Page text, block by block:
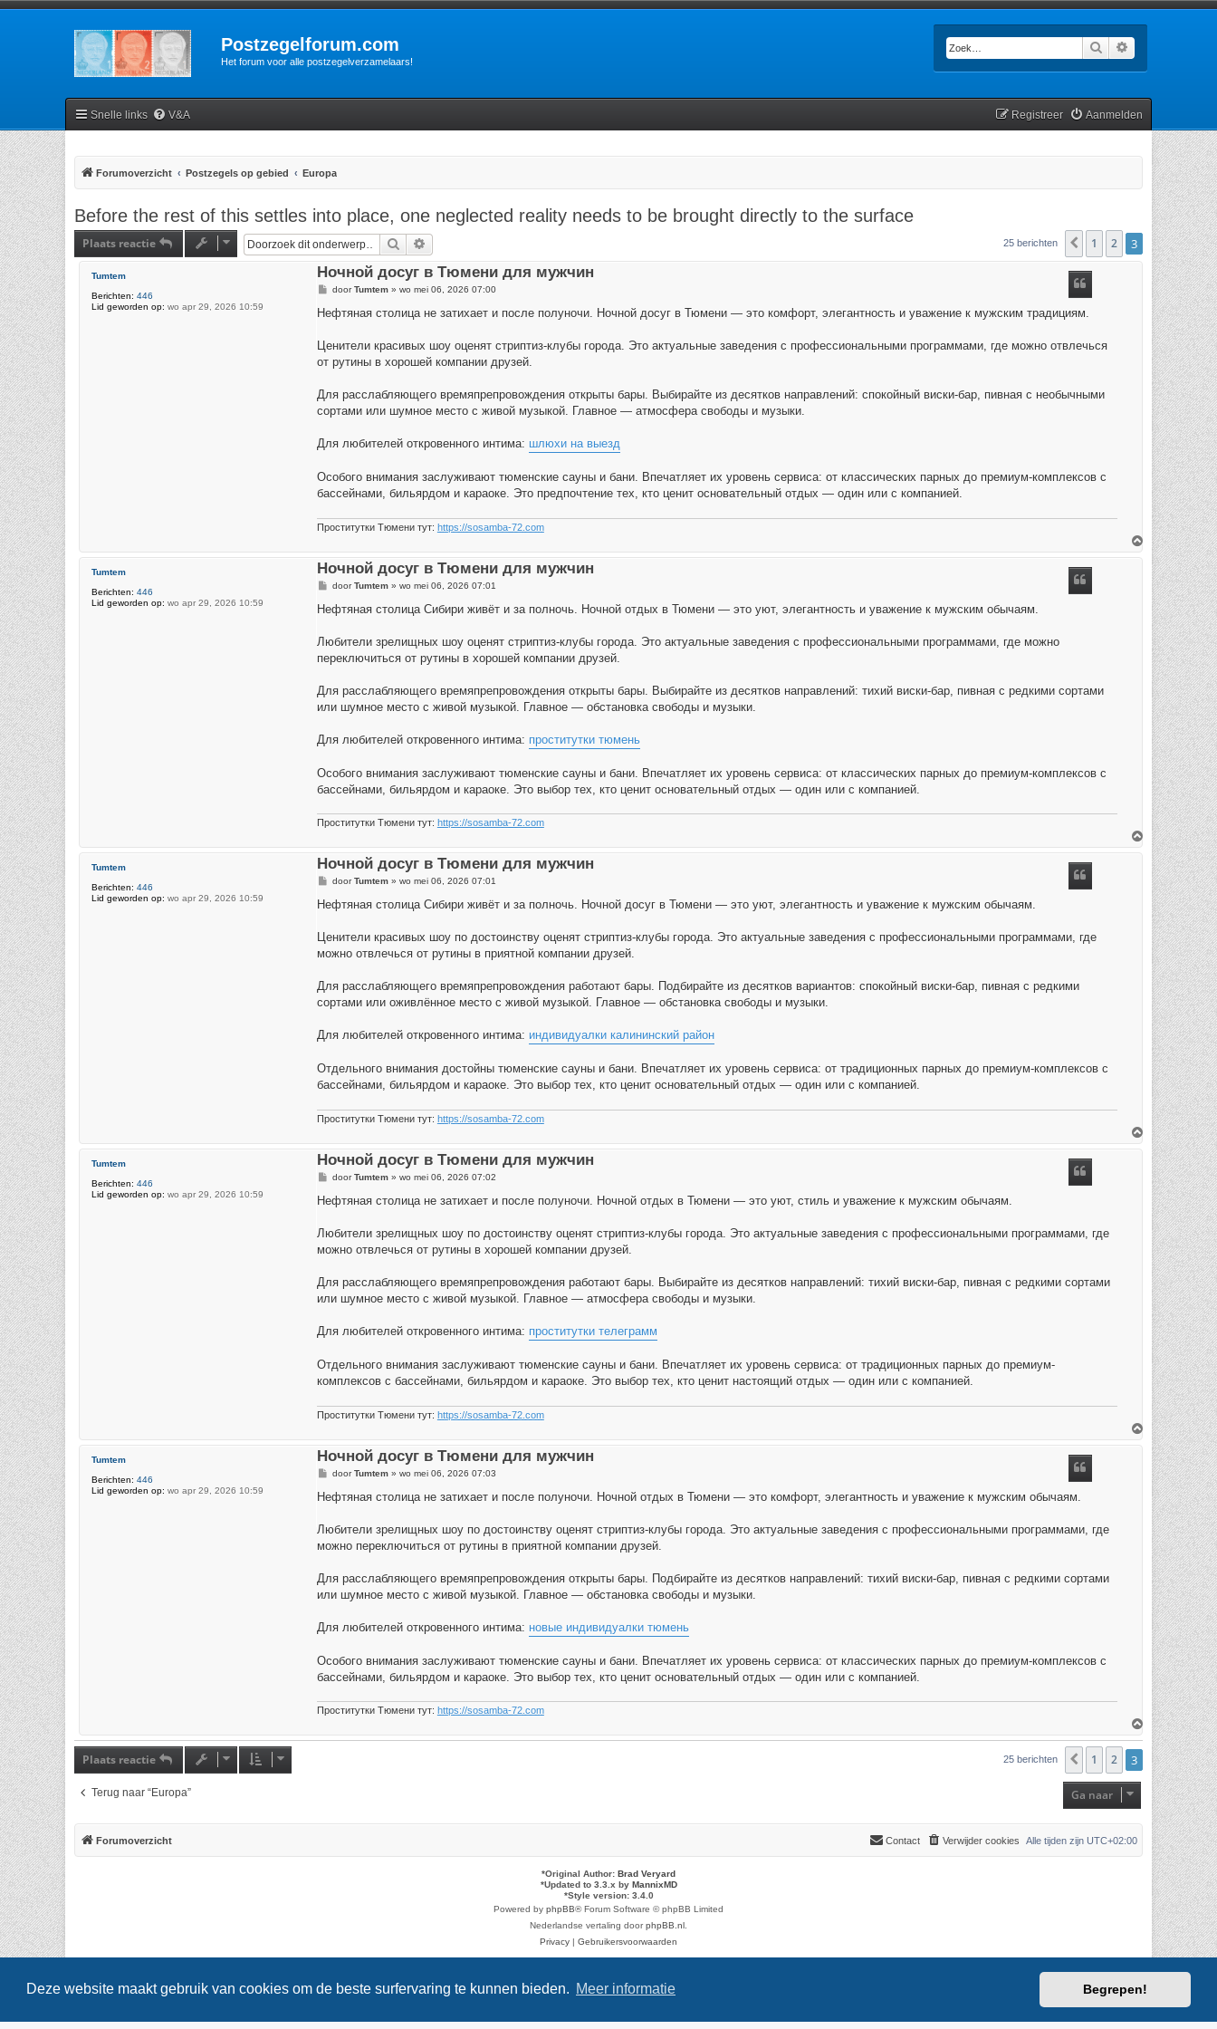
Deze website maakt gebruik van cookies om de beste surfervaring te kunnen bieden. Meer informatie Begrepen!
Postzegelforum.com
Het forum voor alle postzegelverzamelaars!
Zoek
Snelle links V&A Aanmelden
Registreer
Forumoverzicht Postzegels op gebied Europa
Before the rest of this settles into place, one neglected reality needs to be brought directly to the surface
Plaats reactie Zoek 25 berichten Vorige
1 2 3
Tumtem
Berichten: 446
Lid geworden op: wo apr 29, 2026 10:59
Ночной досуг в Тюмени для мужчин
B
r
h
doorTumtem» wo mei 06, 2026 07:00
Нефтяная столица не затихает и после полуночи. Ночной досуг в Тюмени — это комфорт, элегантность и уважение к мужским традициям.
Ценители красивых шоу оценят стриптиз-клубы города. Это актуальные заведения с профессиональными программами, где можно отвлечься
от рутины в хорошей компании друзей.
Для расслабляющего времяпрепровождения открыты бары. Выбирайте из десятков направлений: спокойный виски-бар, пивная с необычными
сортами или шумное место с живой музыкой. Главное — атмосфера свободы и музыки.
Для любителей откровенного интима: шлюхи на выезд
Особого внимания заслуживают тюменские сауны и бани. Впечатляет их уровень сервиса: от классических парных до премиум-комплексов с
бассейнами, бильярдом и караоке. Это предпочтение тех, кто ценит основательный отдых — один или с компанией.
Проститутки Тюмени тут: https://sosamba-72.com
O
m
Tumtem
Berichten: 446
Lid geworden op: wo apr 29, 2026 10:59
Ночной досуг в Тюмени для мужчин
B
r
h
doorTumtem» wo mei 06, 2026 07:01
Нефтяная столица Сибири живёт и за полночь. Ночной отдых в Тюмени — это уют, элегантность и уважение к мужским обычаям.
Любители зрелищных шоу оценят стриптиз-клубы города. Это актуальные заведения с профессиональными программами, где можно
переключиться от рутины в хорошей компании друзей.
Для расслабляющего времяпрепровождения открыты бары. Выбирайте из десятков направлений: тихий виски-бар, пивная с редкими сортами
или шумное место с живой музыкой. Главное — обстановка свободы и музыки.
Для любителей откровенного интима: проститутки тюмень
Особого внимания заслуживают тюменские сауны и бани. Впечатляет их уровень сервиса: от классических парных до премиум-комплексов с
бассейнами, бильярдом и караоке. Это выбор тех, кто ценит основательный отдых — один или с компанией.
Проститутки Тюмени тут: https://sosamba-72.com
O
m
Tumtem
Berichten: 446
Lid geworden op: wo apr 29, 2026 10:59
Ночной досуг в Тюмени для мужчин
B
r
h
doorTumtem» wo mei 06, 2026 07:01
Нефтяная столица Сибири живёт и за полночь. Ночной досуг в Тюмени — это уют, элегантность и уважение к мужским обычаям.
Ценители красивых шоу по достоинству оценят стриптиз-клубы города. Это актуальные заведения с профессиональными программами, где
можно отвлечься от рутины в приятной компании друзей.
Для расслабляющего времяпрепровождения работают бары. Подбирайте из десятков вариантов: спокойный виски-бар, пивная с редкими
сортами или оживлённое место с живой музыкой. Главное — обстановка свободы и музыки.
Для любителей откровенного интима: индивидуалки калининский район
Отдельного внимания достойны тюменские сауны и бани. Впечатляет их уровень сервиса: от традиционных парных до премиум-комплексов с
бассейнами, бильярдом и караоке. Это выбор тех, кто ценит основательный отдых — один или с компанией.
Проститутки Тюмени тут: https://sosamba-72.com
O
m
Tumtem
Berichten: 446
Lid geworden op: wo apr 29, 2026 10:59
Ночной досуг в Тюмени для мужчин
B
r
h
doorTumtem» wo mei 06, 2026 07:02
Нефтяная столица не затихает и после полуночи. Ночной отдых в Тюмени — это уют, стиль и уважение к мужским обычаям.
Любители зрелищных шоу по достоинству оценят стриптиз-клубы города. Это актуальные заведения с профессиональными программами, где
можно отвлечься от рутины в хорошей компании друзей.
Для расслабляющего времяпрепровождения работают бары. Выбирайте из десятков направлений: тихий виски-бар, пивная с редкими сортами
или шумное место с живой музыкой. Главное — атмосфера свободы и музыки.
Для любителей откровенного интима: проститутки телеграмм
Отдельного внимания заслуживают тюменские сауны и бани. Впечатляет их уровень сервиса: от традиционных парных до премиум-
комплексов с бассейнами, бильярдом и караоке. Это выбор тех, кто ценит настоящий отдых — один или с компанией.
Проститутки Тюмени тут: https://sosamba-72.com
O
m
Tumtem
Berichten: 446
Lid geworden op: wo apr 29, 2026 10:59
Ночной досуг в Тюмени для мужчин
B
r
h
doorTumtem» wo mei 06, 2026 07:03
Нефтяная столица не затихает и после полуночи. Ночной отдых в Тюмени — это комфорт, элегантность и уважение к мужским обычаям.
Любители зрелищных шоу по достоинству оценят стриптиз-клубы города. Это актуальные заведения с профессиональными программами, где
можно переключиться от рутины в приятной компании друзей.
Для расслабляющего времяпрепровождения открыты бары. Подбирайте из десятков направлений: тихий виски-бар, пивная с редкими сортами
или шумное место с живой музыкой. Главное — обстановка свободы и музыки.
Для любителей откровенного интима: новые индивидуалки тюмень
Особого внимания заслуживают тюменские сауны и бани. Впечатляет их уровень сервиса: от классических парных до премиум-комплексов с
бассейнами, бильярдом и караоке. Это выбор тех, кто ценит основательный отдых — один или с компанией.
Проститутки Тюмени тут: https://sosamba-72.com
O
m
Plaats reactie 25 berichten Vorige
1 2 3
Terug naar “Europa” Ga naar
Forumoverzicht Alle tijden zijn UTC+02:00
Verwijder cookies
Contact
*Original Author: Brad Veryard
*Updated to 3.3.x by MannixMD
*Style version: 3.4.0
Powered by phpBB® Forum Software © phpBB Limited
Nederlandse vertaling doorphpBB.nl .
Privacy
Gebruikersvoorwaarden